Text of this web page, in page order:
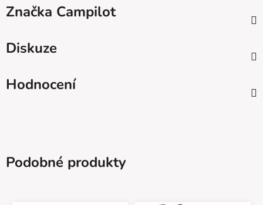
Značka Campilot
Diskuze
Hodnocení
Podobné produkty